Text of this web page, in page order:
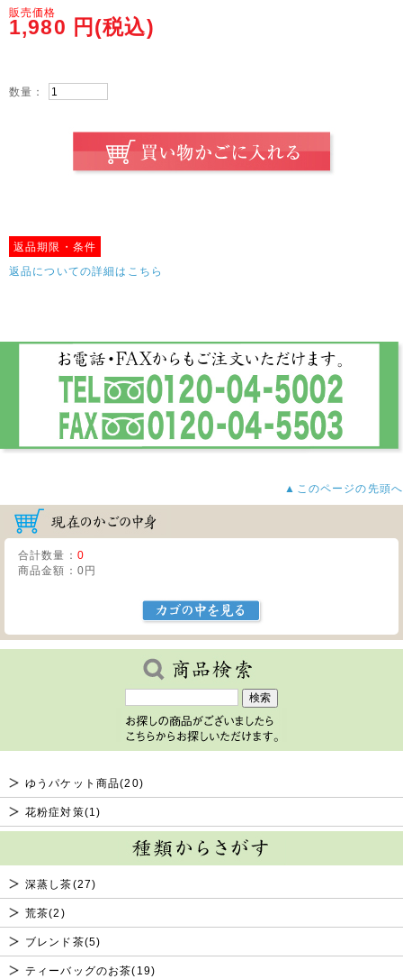
合計数量： 0
商品金額： 0円
ゆうパケット商品(20)
花粉症対策(1)
深蒸し茶(27)
荒茶(2)
ブレンド茶(5)
ティーバッグのお茶(19)
販売価格
1,980 円(税込)
数量：
返品期限・条件
返品についての詳細はこちら
▲このページの先頭へ